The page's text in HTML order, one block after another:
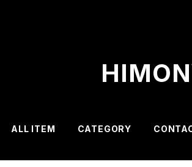
ALL ITEM CATEGORY